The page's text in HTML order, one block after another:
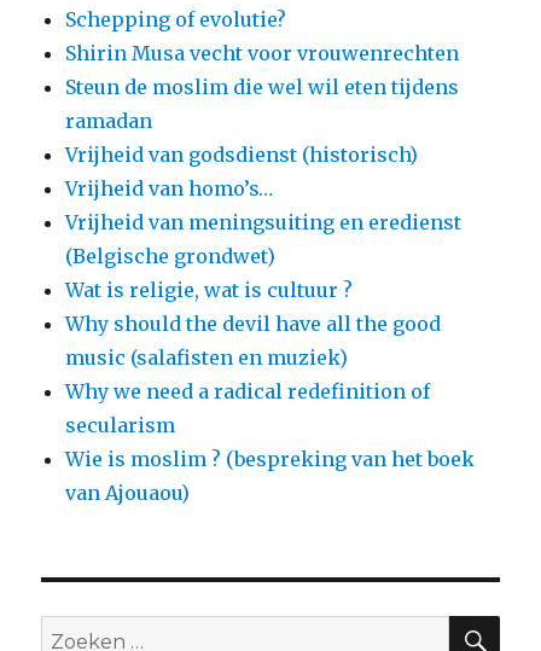
Schepping of evolutie?
Shirin Musa vecht voor vrouwenrechten
Steun de moslim die wel wil eten tijdens
ramadan
Vrijheid van godsdienst (historisch)
Vrijheid van homo’s…
Vrijheid van meningsuiting en eredienst
(Belgische grondwet)
Wat is religie, wat is cultuur ?
Why should the devil have all the good
music (salafisten en muziek)
Why we need a radical redefinition of
secularism
Wie is moslim ? (bespreking van het boek
van Ajouaou)
Zoeken